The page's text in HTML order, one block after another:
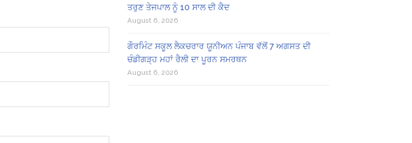
ਤਰੁਣ ਤੇਜਪਾਲ ਨੂੰ 10 ਸਾਲ ਦੀ ਕੈਦ
August 6, 2026
ਗੌਰਮਿੰਟ ਸਕੂਲ ਲੈਕਚਰਾਰ ਯੂਨੀਅਨ ਪੰਜਾਬ ਵੱਲੋਂ 7 ਅਗਸਤ ਦੀ
ਚੰਡੀਗੜ੍ਹ ਮਹਾਂ ਰੈਲੀ ਦਾ ਪੂਰਨ ਸਮਰਥਨ
August 6, 2026